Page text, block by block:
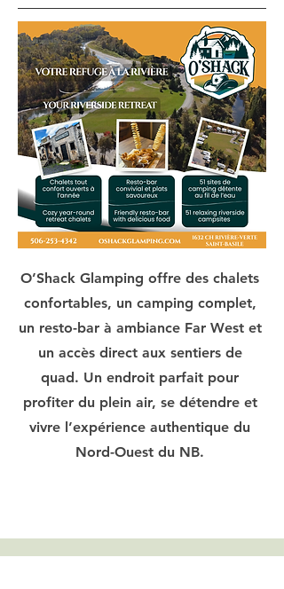
O’Shack Glamping offre des chalets
confortables, un camping complet,
un resto-bar à ambiance Far West et
un accès direct aux sentiers de
quad. Un endroit parfait pour
profiter du plein air, se détendre et
vivre l’expérience authentique du
Nord-Ouest du NB.